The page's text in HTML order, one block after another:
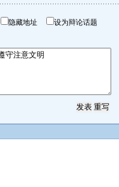
隐藏地址 设为辩论话题